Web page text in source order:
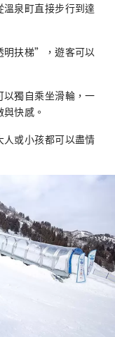
泉町直接步行到達
明扶梯”，遊客可以
獨自乘坐滑輪，一
快感。
或小孩都可以盡情